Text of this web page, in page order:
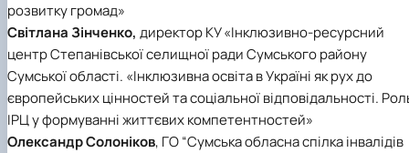
розвитку громад»
Світлана Зінченко, директор КУ «Інклюзивно-ресурсний
центр Степанівської селищної ради Сумського району
Сумської області. «Інклюзивна освіта в Україні як рух до
європейських цінностей та соціальної відповідальності.
ІРЦ у формуванні життєвих компетентностей»
Олександр Солоніков, ГО “Сумська обласна спілка інвалідів